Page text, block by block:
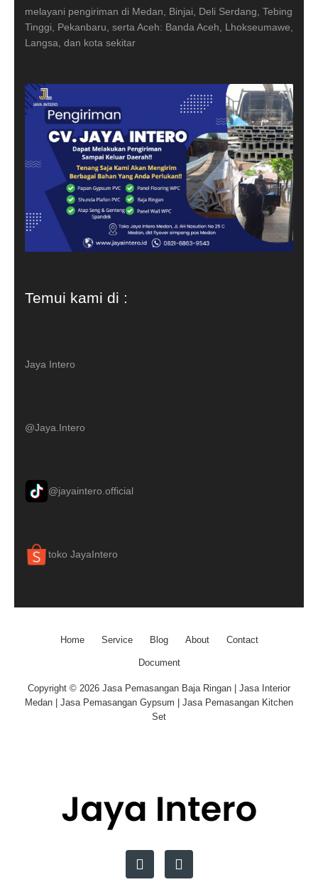
melayani pengiriman di Medan, Binjai, Deli Serdang, Tebing
Tinggi, Pekanbaru, serta Aceh: Banda Aceh, Lhokseumawe,
Langsa, dan kota sekitar
Temui kami di :
Jaya Intero
@Jaya.Intero
@jayaintero.official
toko JayaIntero
Home Service Blog About Contact
Document
Copyright © 2026 Jasa Pemasangan Baja Ringan | Jasa Interior
Medan | Jasa Pemasangan Gypsum | Jasa Pemasangan Kitchen
Set